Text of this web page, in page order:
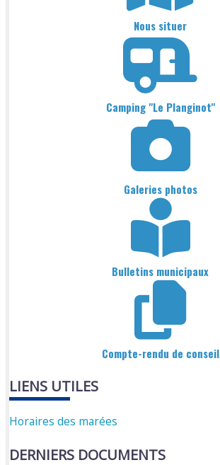
Nous situer
Camping "Le Planginot"
Galeries photos
Bulletins municipaux
Compte-rendu de conseil
LIENS UTILES
Horaires des marées
DERNIERS DOCUMENTS